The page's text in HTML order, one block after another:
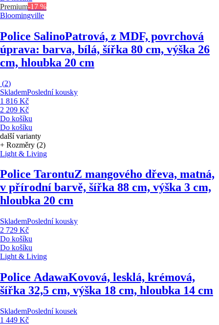
Premium-17 %
Bloomingville
Police SalinoPatrová, z MDF, povrchová
úprava: barva, bílá, šířka 80 cm, výška 26
cm, hloubka 20 cm
(2)
SklademPoslední kousky
1 816 Kč
2 209 Kč
Do košíku
Do košíku
další varianty
+ Rozměry (2)
Light & Living
Police TarontuZ mangového dřeva, matná,
v přírodní barvě, šířka 88 cm, výška 3 cm,
hloubka 20 cm
SklademPoslední kousky
2 729 Kč
Do košíku
Do košíku
Light & Living
Police AdawaKovová, lesklá, krémová,
šířka 32,5 cm, výška 18 cm, hloubka 14 cm
SklademPoslední kousek
1 449 Kč